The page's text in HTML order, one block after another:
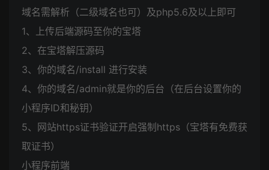
域名需解析（二级域名也可）及php5.6及以上即可
1、上传后端源码至你的宝塔
2、在宝塔解压源码
3、你的域名/install 进行安装
4、你的域名/admin就是你的后台（在后台设置你的
小程序ID和秘钥）
5、网站https证书验证开启强制https（宝塔有免费获
取证书）
小程序前端